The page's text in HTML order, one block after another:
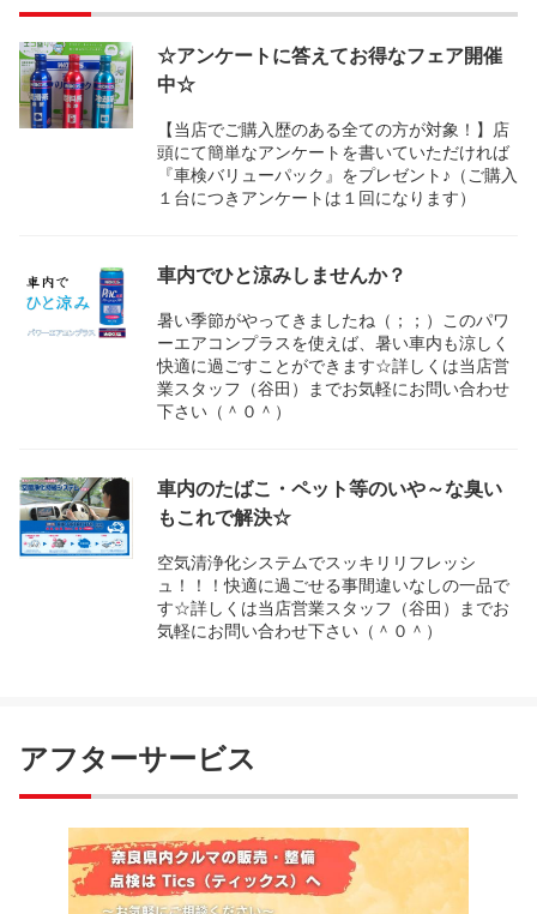
☆アンケートに答えてお得なフェア開催
中☆
【当店でご購入歴のある全ての方が対象！】店
頭にて簡単なアンケートを書いていただければ
『車検バリューパック』をプレゼント♪（ご購入
１台につきアンケートは１回になります）
車内でひと涼みしませんか？
暑い季節がやってきましたね（；；）このパワ
ーエアコンプラスを使えば、暑い車内も涼しく
快適に過ごすことができます☆詳しくは当店営
業スタッフ（谷田）までお気軽にお問い合わせ
下さい（＾０＾）
車内のたばこ・ペット等のいや～な臭い
もこれで解決☆
空気清浄化システムでスッキリリフレッシ
ュ！！！快適に過ごせる事間違いなしの一品で
す☆詳しくは当店営業スタッフ（谷田）までお
気軽にお問い合わせ下さい（＾０＾）
アフターサービス